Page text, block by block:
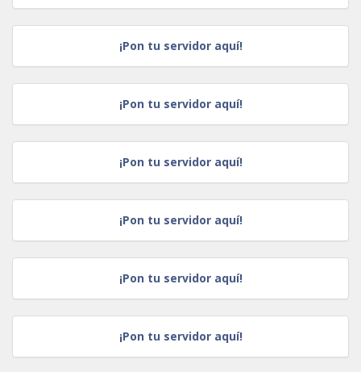
¡Pon tu servidor aquí!
¡Pon tu servidor aquí!
¡Pon tu servidor aquí!
¡Pon tu servidor aquí!
¡Pon tu servidor aquí!
¡Pon tu servidor aquí!